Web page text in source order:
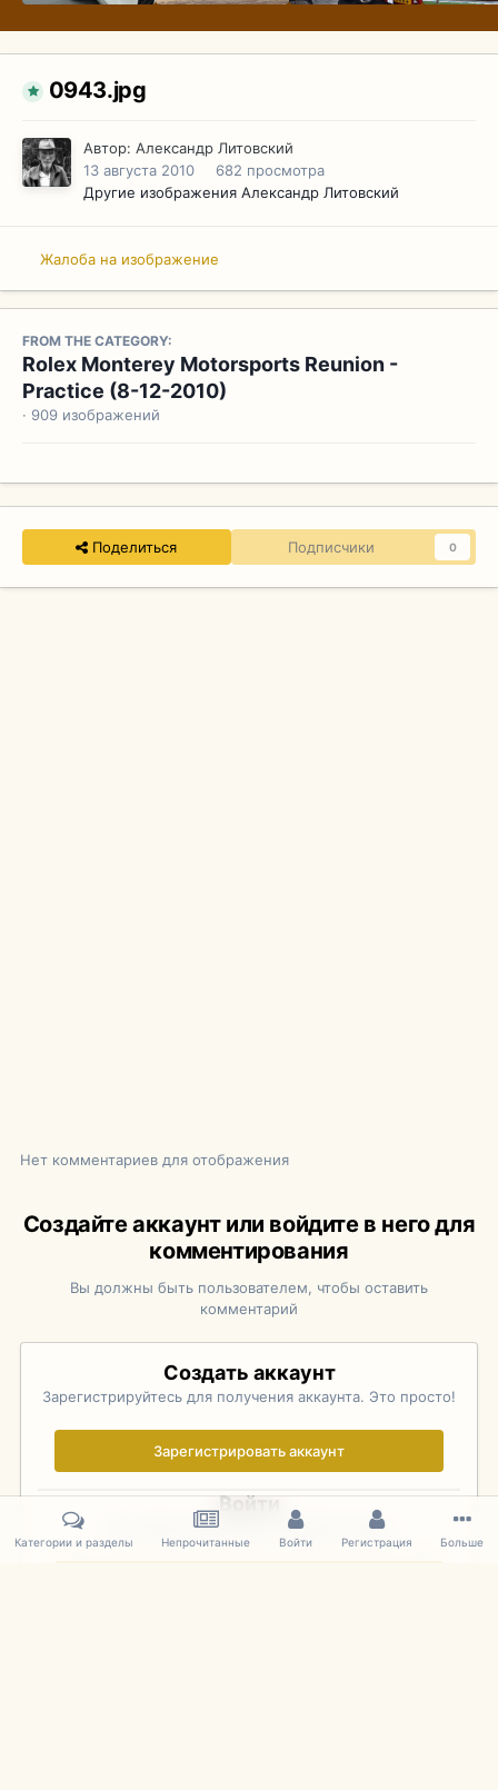
0943.jpg
Автор: Александр Литовский
13 августа 2010
682 просмотра
Другие изображения Александр Литовский
Жалоба на изображение
FROM THE CATEGORY:
Rolex Monterey Motorsports Reunion -
Practice (8-12-2010)
· 909 изображений
Поделиться Подписчики 0
Нет комментариев для отображения
Создайте аккаунт или войдите в него для
комментирования
Вы должны быть пользователем, чтобы оставить
комментарий
Создать аккаунт
Зарегистрируйтесь для получения аккаунта. Это просто!
Зарегистрировать аккаунт
Войти
Уже зарегистрированы? Войдите здесь.
Категории и разделы Непрочитанные Войти Регистрация Больше